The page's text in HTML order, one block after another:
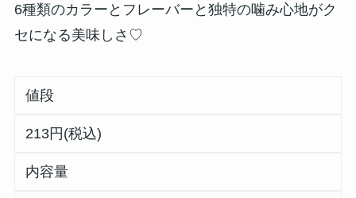
6種類のカラーとフレーバーと独特の噛み心地がク
セになる美味しさ♡
値段
213円(税込)
内容量